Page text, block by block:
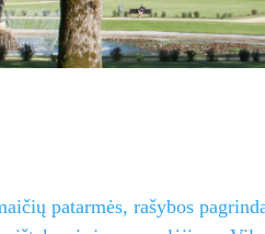
patarmės, rašybos